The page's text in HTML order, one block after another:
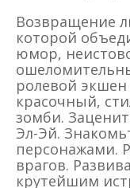
Возвращение
которой
юмор,
ролевой
красочный,
зомби.
Эл-Эй.
персонажами.
врагов.
крутейшим